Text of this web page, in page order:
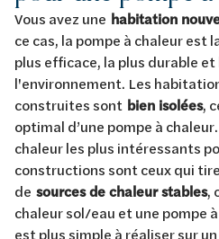
Vous avez une habitation
ce cas, la pompe à chaleur est
plus efficace, la plus durable
l'environnement. Les
construites sont bien isolées,
optimal d’une pompe à
chaleur les plus intéressants
constructions sont ceux qui
de sources de chaleur stables,
chaleur sol/eau et une pompe
est plus simple à réaliser sur